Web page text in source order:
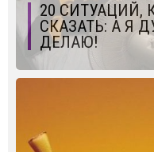
20 СИТУАЦИЙ,
СКАЗАТЬ: А Я
ДЕЛАЮ!